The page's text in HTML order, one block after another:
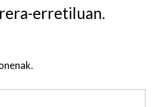
erretiluan.